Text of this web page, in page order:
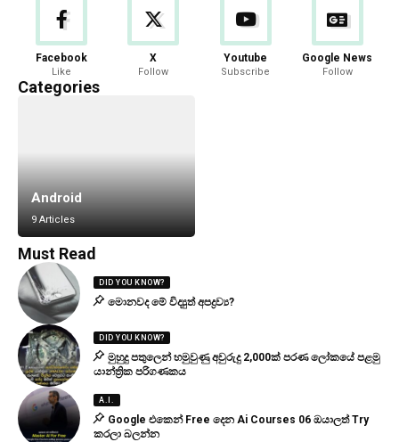
Facebook
Like
X
Follow
Youtube
Subscribe
Google News
Follow
Categories
Android
9 Articles
Must Read
DID YOU KNOW?
මොනවද මේ විද්‍යුත් අපද්‍රව්‍ය?
DID YOU KNOW?
මුහුදු පතුලෙන් හමුවුණු අවුරුදු 2,000ක් පරණ ලෝකයේ පළමු
යාන්ත්‍රික පරිගණකය
A.I.
Google එකෙන් Free දෙන Ai Courses 06 ඔයාලත් Try
කරලා බලන්න